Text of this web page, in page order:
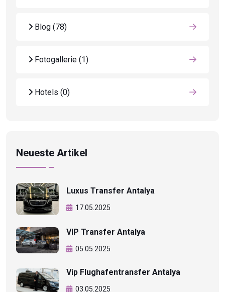
Blog (78)
Fotogallerie (1)
Hotels (0)
Neueste Artikel
Luxus Transfer Antalya
17.05.2025
VIP Transfer Antalya
05.05.2025
Vip Flughafentransfer Antalya
03.05.2025